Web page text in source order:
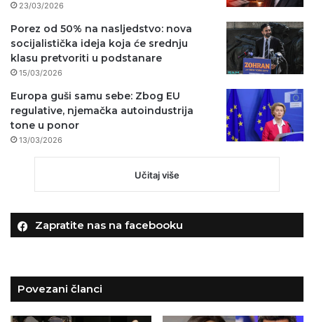
23/03/2026
Porez od 50% na nasljedstvo: nova
socijalistička ideja koja će srednju
klasu pretvoriti u podstanare
15/03/2026
Europa guši samu sebe: Zbog EU
regulative, njemačka autoindustrija
tone u ponor
13/03/2026
Učitaj više
Zapratite nas na facebooku
Povezani članci